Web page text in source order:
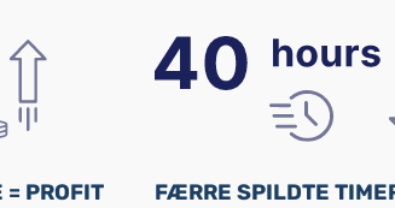
PROFIT FÆRRE SPILDTE